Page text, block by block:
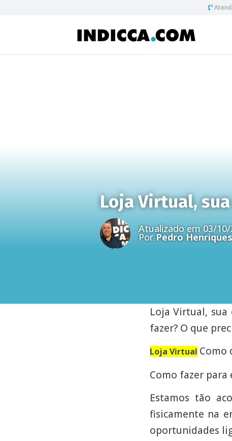
Loja Virtual,
Atualizado em 03/10/
Por Pedro Henriques
Loja Virtual,
fazer? O que
Loja Virtual Como
Como fazer para
Estamos tão
fisicamente na
oportunidades